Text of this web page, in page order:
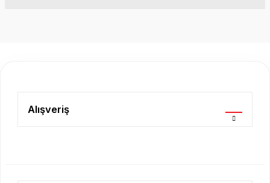
Ürün açıklamasında eksik bilgiler bulunuyor.
Alışveriş